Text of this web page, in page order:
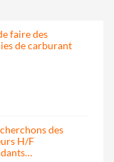
faire des
de carburant
des
H/F